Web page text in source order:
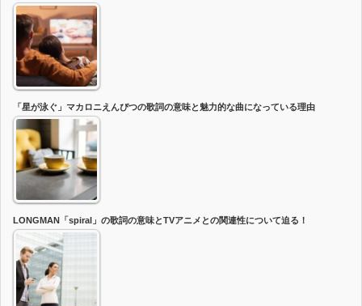
「星が泳ぐ」マカロニえんぴつの歌詞の意味と魅力的な曲になっている理由
LONGMAN「spiral」の歌詞の意味とTVアニメとの関連性について迫る！